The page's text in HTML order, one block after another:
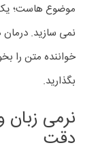
موضوع هاست؛ یک
نمی سازید.
خواننده متن را
بگذارید.
نرمی زبان
دقت